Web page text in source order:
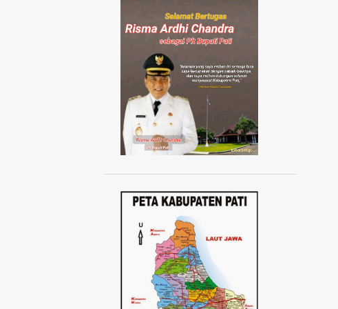
AISYIYAH JATENG AISYIYAH PATI
AISYIYAH TLOGOWUNGU
AJANG ABANG NONE JAKARTA 2024
AJUDAN KAPOLRI
AKAD MASSAL KPR SUBSIDI
AKADEMI SEPAK BOLA
AKBAR TANDJUNG AKSI 1000 LILIN
AKSI BELA DUKUNG PALESTINA
AKSI BORONG
AKSI DAMAI ANTI PREMANISME
AKSI DAMAI WARGA PATI
AKSI DEMO TOLAK KENAIKAN PAJAK